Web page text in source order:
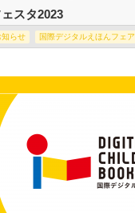
スタ2023
知らせ 国際デジタルえほんフェア